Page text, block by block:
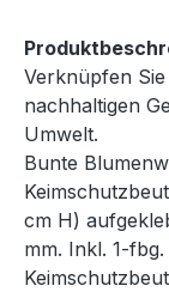
Verknüpfen
nachhaltigen
Umwelt.
Bunte
cm H)
mm. Inkl. 1-